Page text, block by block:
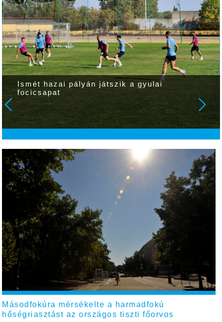
Ismét hazai pályán játszik a gyulai
focicsapat
Másodfokúra mérsékelte a harmadfokú
hőségriasztást az országos tiszti főorvos